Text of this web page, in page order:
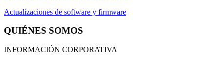
Actualizaciones de software y firmware
QUIÉNES SOMOS
INFORMACIÓN CORPORATIVA